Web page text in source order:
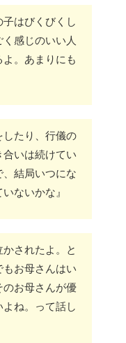
はびくびくし
感じのいい人
。あまりにも
したり、行儀の
いは続けてい
結局いつにな
ないかな』
されたよ。と
お母さんはい
のお母さんが優
ね。って話し